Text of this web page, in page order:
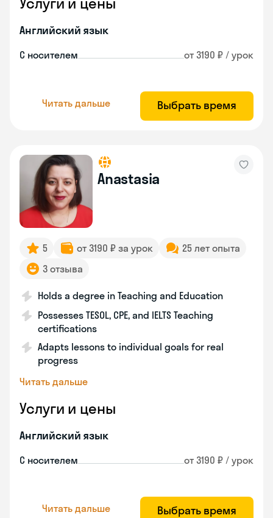
Английский язык
С носителем от 3190 ₽ / урок
Читать дальше Выбрать время
Anastasia
5 от 3190 ₽ за урок
25 лет опыта
3 отзыва
Holds a degree in Teaching and Education
Possesses TESOL, CPE, and IELTS Teaching
certifications
Adapts lessons to individual goals for real
progress
Читать дальше
Услуги и цены
Английский язык
С носителем от 3190 ₽ / урок
Читать дальше Выбрать время